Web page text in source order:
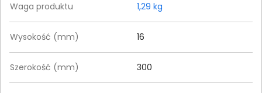
Waga produktu 1,29 kg
Wysokość (mm) 16
Szerokość (mm) 300